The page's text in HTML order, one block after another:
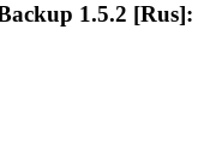
1.5.2 [Rus]: